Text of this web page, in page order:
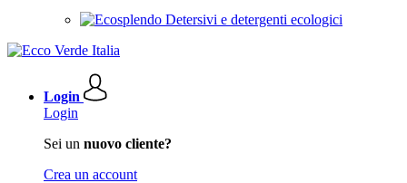
Detersivi e detergenti ecologici
Login
Login
Sei un nuovo cliente?
Crea un account